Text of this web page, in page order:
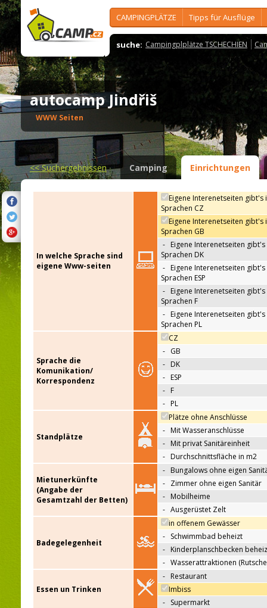
CAMPINGPLÄTZE Tipps für Ausflüge
suche: Campingplplätze TSCHECHIEN
autocamp Jindřiš
WWW Seiten
<<Suchergebnissen Camping Einrichtungen
In welche Sprache sind
eigene Www-seiten
Eigene Interenetseiten gibt's
Sprachen CZ
Eigene Interenetseiten gibt's
Sprachen GB
- Eigene Interenetseiten gibt's
Sprachen DK
- Eigene Interenetseiten gibt's
Sprachen ESP
- Eigene Interenetseiten gibt's
Sprachen F
- Eigene Interenetseiten gibt's
Sprachen PL
Sprache die
Komunikation/
Korrespondenz
CZ
- GB
- DK
- ESP
- F
- PL
Standplätze
Plätze ohne Anschlüsse
- Mit Wasseranschlüsse
- Mit privat Sanitäreinheit
- Durchschnittsfläche in m2
Mietunerkünfte
(Angabe der
Gesamtzahl der Betten)
- Bungalows ohne eigen
- Zimmer ohne eigen Sanitär
- Mobilheime
- Ausgerüstet Zelt
Badegelegenheit
in offenem Gewässer
- Schwimmbad beheizt
- Kinderplanschbecken
- Wasserattraktionen
Essen un Trinken
- Restaurant
Imbiss
- Supermarkt